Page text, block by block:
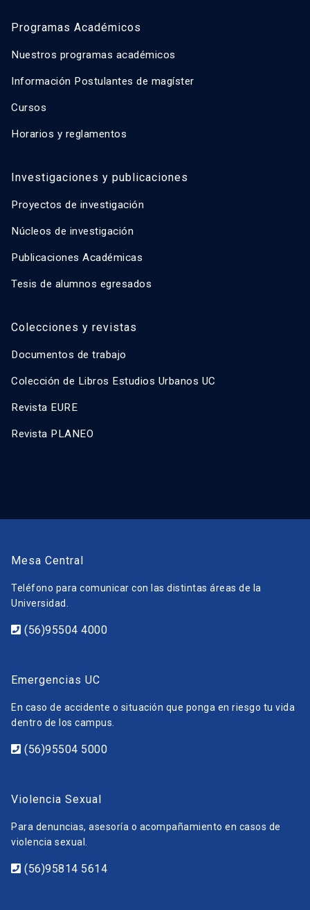
Programas Académicos
Nuestros programas académicos
Información Postulantes de magíster
Cursos
Horarios y reglamentos
Investigaciones y publicaciones
Proyectos de investigación
Núcleos de investigación
Publicaciones Académicas
Tesis de alumnos egresados
Colecciones y revistas
Documentos de trabajo
Colección de Libros Estudios Urbanos UC
Revista EURE
Revista PLANEO
Mesa Central
Teléfono para comunicar con las distintas áreas de la
Universidad.
(56)95504 4000
Emergencias UC
En caso de accidente o situación que ponga en riesgo tu vida
dentro de los campus.
(56)95504 5000
Violencia Sexual
Para denuncias, asesoría o acompañamiento en casos de
violencia sexual.
(56)95814 5614